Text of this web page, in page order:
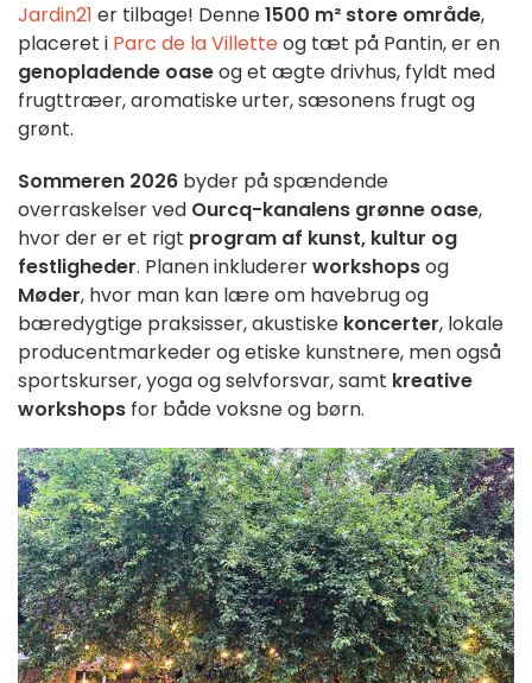
Jardin21 er tilbage! Denne1500 m² store område,
placeret i Parc de la Villetteog tæt på Pantin, er en
genopladende oaseog et ægte drivhus, fyldt med
frugttræer, aromatiske urter, sæsonens frugt og
grønt.
Sommeren 2026 byder på spændende
overraskelser ved Ourcq-kanalens grønne oase,
hvor der er et rigt program af kunst, kultur og
festligheder. Planen inkludererworkshopsog
Møder, hvor man kan lære om havebrug og
bæredygtige praksisser, akustiske koncerter, lokale
producentmarkeder og etiske kunstnere, men også
sportskurser, yoga og selvforsvar, samt kreative
workshops for både voksne og børn.